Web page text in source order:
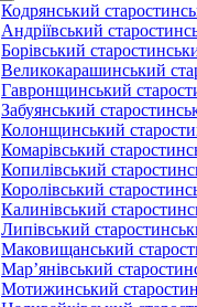
Кодрянський
Андріївський
Борівський
Великокарашинський
Гавронщинський
Забуянський
Колонщинський
Комарівський
Копилівський
Королівський
Калинівський
Липівський
Маковищанський
Мар’янівський
Мотижинський